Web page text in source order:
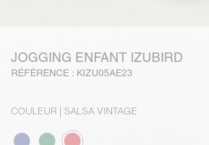
JOGGING ENFANT IZUBIRD
RÉFÉRENCE : KIZU05AE23
COULEUR | SALSA VINTAGE